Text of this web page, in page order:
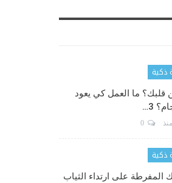
ذكية
ما العمل كي يعود
3…
ذكية
على ارتداء الثياب